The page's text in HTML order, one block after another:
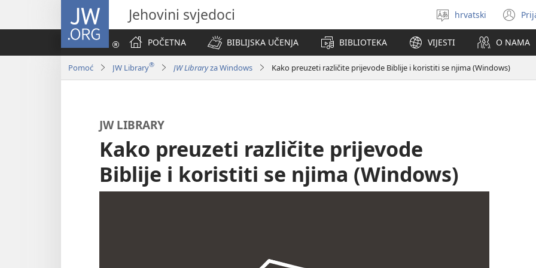
JW.ORG Jehovini svjedoci
Izaberi
jezik
hrvatski
se
novi
POČETNA
BIBLIJSKA UČENJA BIBLIOTEKA VIJESTI O NAMA
Pomoć JW Library® JW Libraryza Windows Kako preuzeti različite prijevode Biblije i koristiti se njima (Windows)
JW LIBRARY
Kako preuzeti različite prijevode
Biblije i koristiti se njima (Windows)